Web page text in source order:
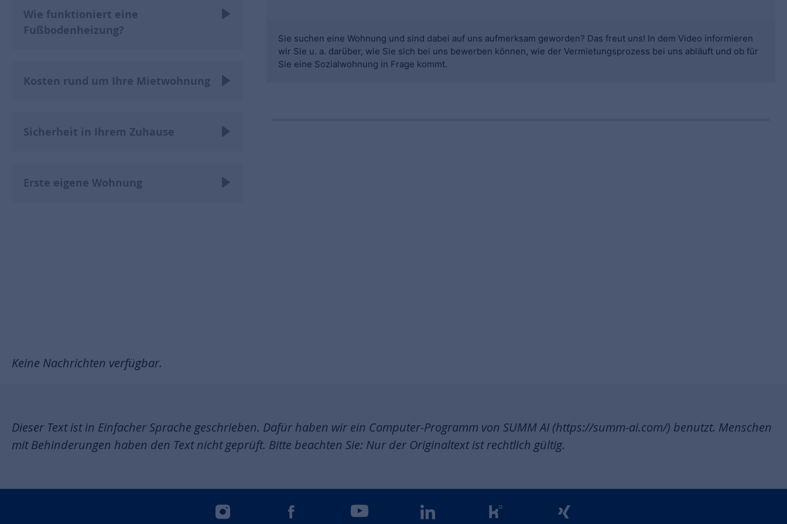
Wie funktioniert eine
Fußbodenheizung?
Kosten rund um Ihre Mietwohnung
Sicherheit in Ihrem Zuhause
Erste eigene Wohnung
Sie suchen eine Wohnung und sind dabei auf uns aufmerksam geworden? Das freut uns! In dem Video informieren
wir Sie u. a. darüber, wie Sie sich bei uns bewerben können, wie der Vermietungsprozess bei uns abläuft und ob für
Sie eine Sozialwohnung in Frage kommt.
Keine Nachrichten verfügbar.
Dieser Text ist in Einfacher Sprache geschrieben. Dafür haben wir ein Computer-Programm von SUMM AI (https://summ-ai.com/) benutzt. Menschen
mit Behinderungen haben den Text nicht geprüft. Bitte beachten Sie: Nur der Originaltext ist rechtlich gültig.